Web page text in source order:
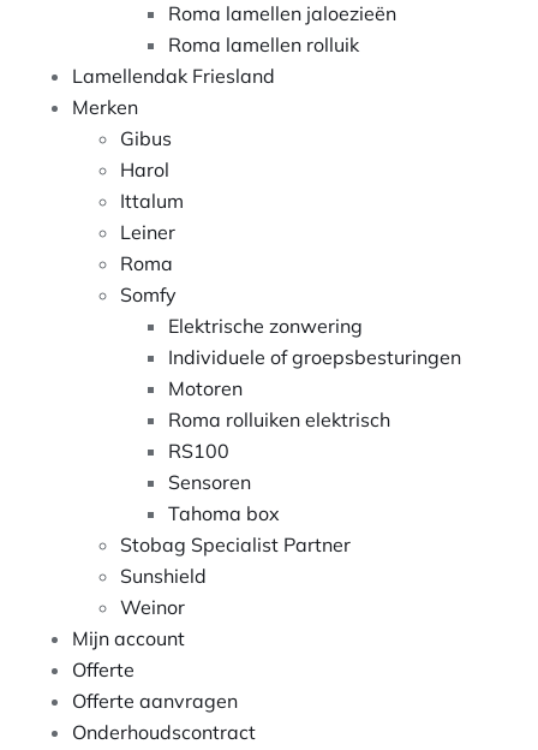
Roma lamellen jaloezieën
Roma lamellen rolluik
Lamellendak Friesland
Merken
Gibus
Harol
Ittalum
Leiner
Roma
Somfy
Elektrische zonwering
Individuele of groepsbesturingen
Motoren
Roma rolluiken elektrisch
RS100
Sensoren
Tahoma box
Stobag Specialist Partner
Sunshield
Weinor
Mijn account
Offerte
Offerte aanvragen
Onderhoudscontract